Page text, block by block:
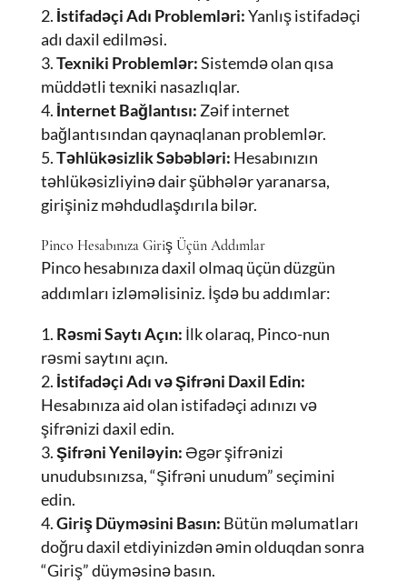
İstifadəçi Adı Problemləri:Yanlış istifadəçi
adı daxil edilməsi.
Texniki Problemlər:Sistemdə olan qısa
müddətli texniki nasazlıqlar.
İnternet Bağlantısı: Zəif internet
bağlantısından qaynaqlanan problemlər.
Təhlükəsizlik Səbəbləri: Hesabınızın
təhlükəsizliyinə dair şübhələr yaranarsa,
girişiniz məhdudlaşdırıla bilər.
Pinco Hesabınıza Giriş Üçün Addımlar
Pinco hesabınıza daxil olmaq üçün düzgün
addımları izləməlisiniz. İşdə bu addımlar:
Rəsmi Saytı Açın: İlk olaraq, Pinco-nun
rəsmi saytını açın.
İstifadəçi Adı və Şifrəni Daxil Edin:
Hesabınıza aid olan istifadəçi adınızı və
şifrənizi daxil edin.
Şifrəni Yeniləyin:Əgər şifrənizi
unudubsınızsa, “Şifrəni unudum” seçimini
edin.
Giriş Düyməsini Basın: Bütün məlumatları
doğru daxil etdiyinizdən əmin olduqdan sonra
“Giriş” düyməsinə basın.